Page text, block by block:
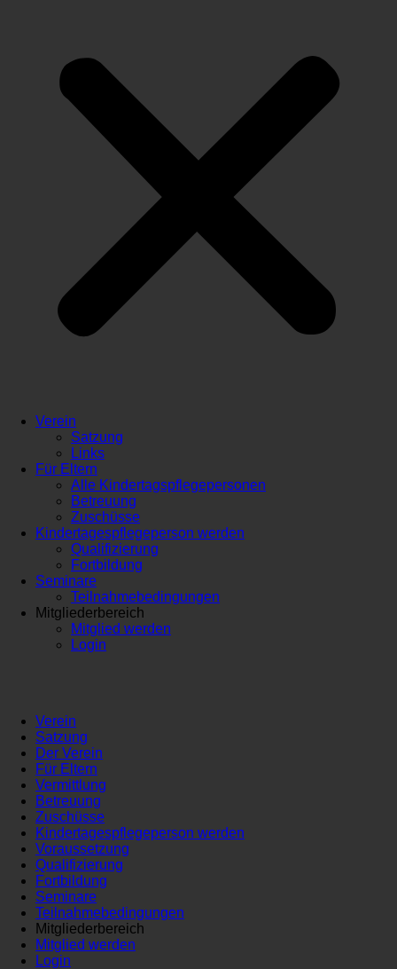
Verein
Satzung
Links
Für Eltern
Alle Kindertagspflegepersonen
Betreuung
Zuschüsse
Kindertagespflegeperson werden
Qualifizierung
Fortbildung
Seminare
Teilnahmebedingungen
Mitgliederbereich
Mitglied werden
Login
Verein
Satzung
Der Verein
Für Eltern
Vermittlung
Betreuung
Zuschüsse
Kindertagespflegeperson werden
Voraussetzung
Qualifizierung
Fortbildung
Seminare
Teilnahmebedingungen
Mitgliederbereich
Mitglied werden
Login